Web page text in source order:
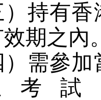
）持有
期之內
）需參
考